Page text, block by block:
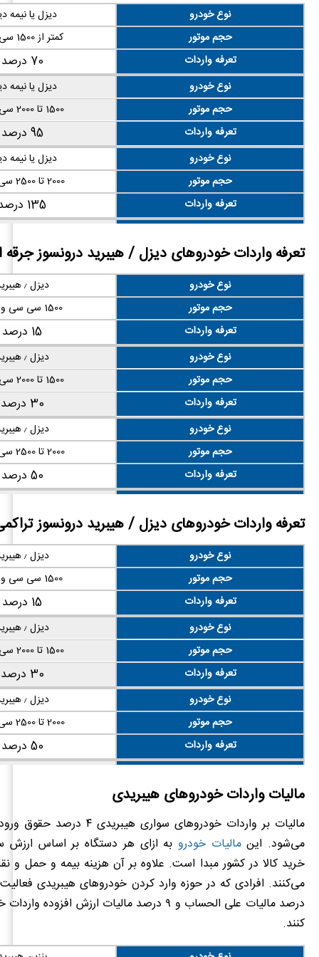
تعرفه واردات
135 درصد
نوع خودرو
احتراقی –
حجم موتور
بالاتر از ۲۵۰۰ سی سی
تعرفه واردات 175 درصد
نوع خودرو
دیزل یا نیمه
حجم موتور
کمتر از 1500 سی سی
تعرفه واردات
70 درصد
نوع خودرو
دیزل یا نیمه
حجم موتور
1500 تا 2000 سی سی
تعرفه واردات
95 درصد
نوع خودرو
دیزل یا نیمه
حجم موتور
2000 تا 2500 سی سی
تعرفه واردات
135 درصد
حجم موتور
2500 تا 3000 سی سی
تعرفه واردات
165 درصد
نوع خودرو
دیزل یا نیمه
حجم موتور
بالاتر از 3000 سی سی
تعرفه واردات
175 درصد
تعرفه واردات خودروهای دیزل / هیبرید درونسوز جرقه
نوع خودرو
دیزل ٫ هیبرید
حجم موتور
1500 سی سی و کمتر
تعرفه واردات
15 درصد
نوع خودرو
دیزل ٫ هیبرید
حجم موتور
1500 تا 2000 سی سی
تعرفه واردات
30 درصد
نوع خودرو
دیزل ٫ هیبرید
حجم موتور
2000 تا 2500 سی سی
تعرفه واردات
50 درصد
حجم موتور
بالاتر از ۲۵۰۰ سی سی
تعرفه واردات
140 درصد
تعرفه واردات خودروهای دیزل / هیبرید درونسوز
نوع خودرو
دیزل ٫ هیبرید
حجم موتور
1500 سی سی و کمتر
تعرفه واردات
15 درصد
نوع خودرو
دیزل ٫ هیبرید
حجم موتور
1500 تا 2000 سی سی
تعرفه واردات
30 درصد
نوع خودرو
دیزل ٫ هیبرید
حجم موتور
2000 تا 2500 سی سی
تعرفه واردات
50 درصد
حجم موتور
تعرفه واردات
140 درصد
مالیات واردات خودروهای هیبریدی
مالیات بر واردات خودروهای سواری
می‌شود. اینمالیات خودرو به ازای هر دستگاه بر اساس
خرید کالا در کشور مبدا است‌. علاوه بر آن هزینه بیمه و حمل و
درصد مالیات علی الحساب و ۹ درصد مالیات ارزش
کنند.